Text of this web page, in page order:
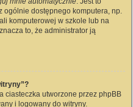
ogólnie dostępnego komputera, np.
komputerowej w szkole lub na
to, że administrator ją
ciasteczka utworzone przez phpBB
i logowany do witryny.